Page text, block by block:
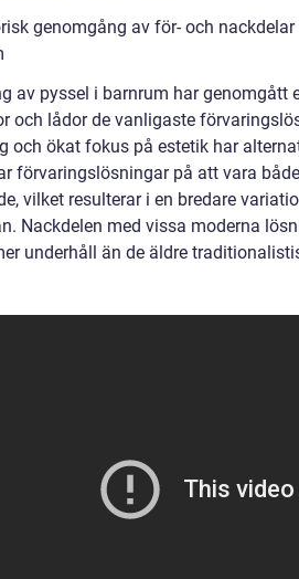
genomgång av för- och
av pyssel i barnrum har genomgått
och lådor de vanligaste
och ökat fokus på estetik har
förvaringslösningar på att vara
vilket resulterar i en bredare
Nackdelen med vissa moderna
underhåll än de äldre